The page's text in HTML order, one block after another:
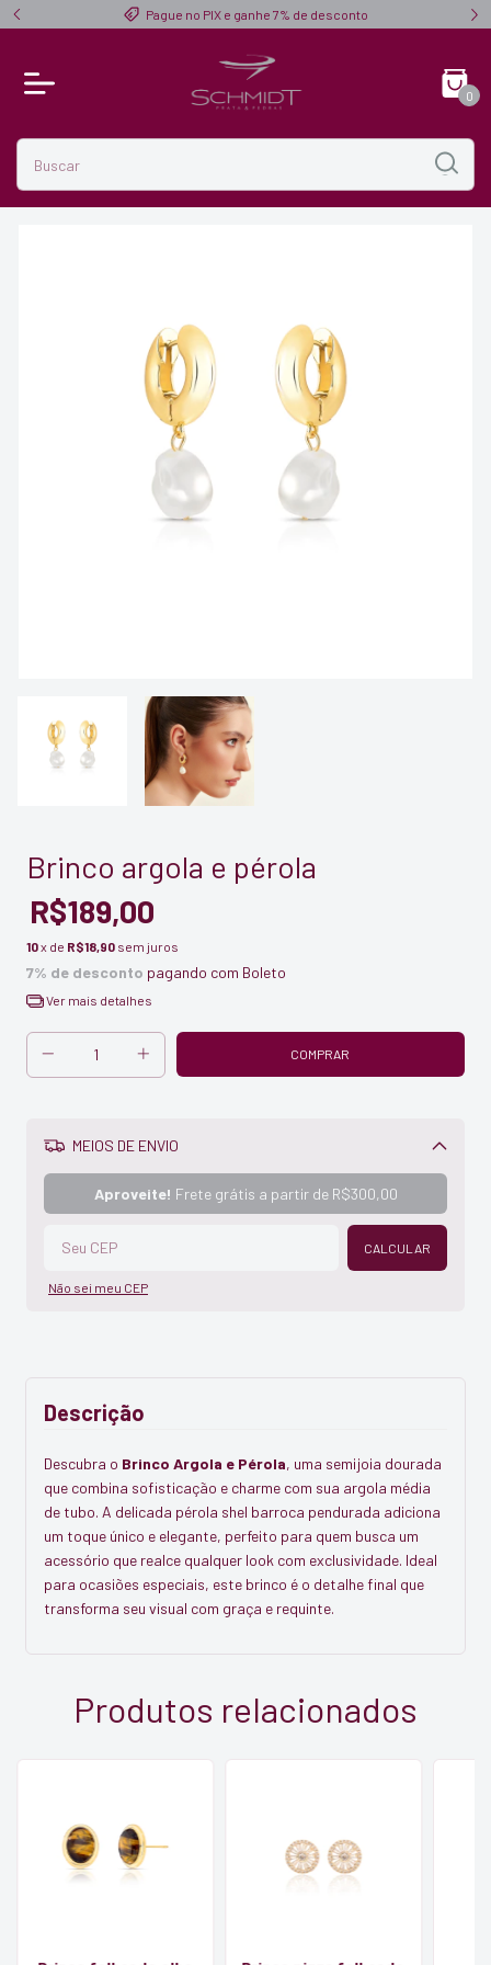
Pague no PIX e ganhe 7% de desconto
0
Brinco argola e pérola
R$189,00
10x de R$18,90 sem juros
7% de desconto pagando com Boleto
Ver mais detalhes
MEIOS DE ENVIO
Aproveite! Frete grátis a partir de R$300,00
CALCULAR
Não sei meu CEP
Descrição
Descubra o Brinco Argola e Pérola, uma semijoia dourada
que combina sofisticação e charme com sua argola média
de tubo. A delicada pérola shel barroca pendurada adiciona
um toque único e elegante, perfeito para quem busca um
acessório que realce qualquer look com exclusividade. Ideal
para ocasiões especiais, este brinco é o detalhe final que
transforma seu visual com graça e requinte.
Produtos relacionados